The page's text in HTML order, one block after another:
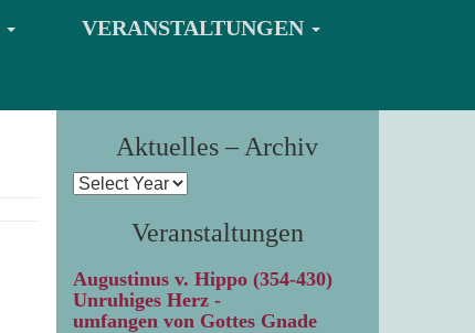
VERANSTALTUNGEN
Aktuelles – Archiv
Veranstaltungen
Augustinus v. Hippo (354-430)
Unruhiges Herz -
umfangen von Gottes Gnade